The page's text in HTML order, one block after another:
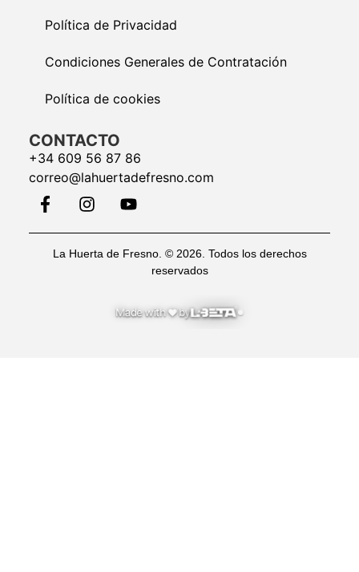
Política de Privacidad
Condiciones Generales de Contratación
Política de cookies
CONTACTO
+34 609 56 87 86
correo@lahuertadefresno.com
La Huerta de Fresno. © 2026. Todos los derechos
reservados
Made with♥by